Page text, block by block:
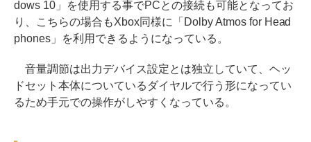
dows 10」を使用する事でPCとの接続も可能となってお
り、こちらの場合もXbox同様に「Dolby Atmos for Head
phones」を利用できるようになっている。
音量調節は出力デバイス設定とは独立していて、ヘッ
ドセット本体についているダイヤルで行う形になってい
るため手元での操作がしやすくなっている。